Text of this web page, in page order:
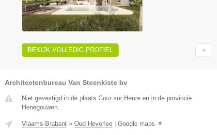
BEKIJK VOLLEDIG PROFIEL
Architectenbureau Van Steenkiste bv
Niet gevestigd in de plaats Cour sur Heure en in de provincie
Henegouwen.
Vlaams-Brabant » Oud Heverlee Google maps ▼